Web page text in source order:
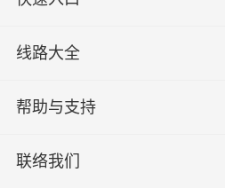
线路大全
帮助与支持
联络我们